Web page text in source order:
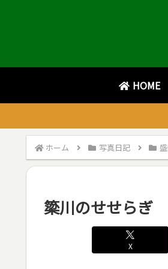
HOME
ホーム 写真日記
簗川のせせらぎ
X